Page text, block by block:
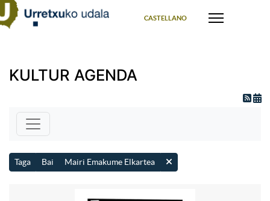
CASTELLANO
KULTUR AGENDA
Taga Bai Mairi Emakume Elkartea